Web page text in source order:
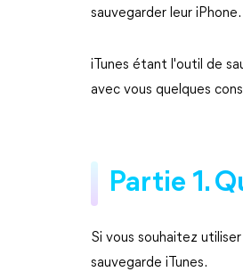
sauvegarder leur
iTunes étant l'outil de
avec vous quelques
Partie 1.
Si vous souhaitez
sauvegarde iTunes.